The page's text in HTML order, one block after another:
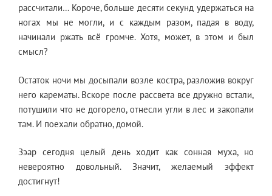
рассчитали… Короче, больше десяти секунд удержаться на
ногах мы не могли, и с каждым разом, падая в воду,
начинали ржать всё громче. Хотя, может, в этом и был
смысл?
Остаток ночи мы досыпали возле костра, разложив вокруг
него карематы. Вскоре после рассвета все дружно встали,
потушили что не догорело, отнесли угли в лес и закопали
там. И поехали обратно, домой.
Зэар сегодня целый день ходит как сонная муха, но
невероятно довольный. Значит, желаемый эффект
достигнут!